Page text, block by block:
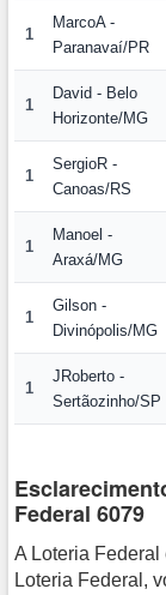
1
MarcoA -
Paranavaí/PR
1
David - Belo
Horizonte/MG
1
SergioR -
Canoas/RS
1
Manoel -
Araxá/MG
1
Gilson -
Divinópolis/MG
1
JRoberto -
Sertãozinho/SP
Federal 6079
A Loteria
Loteria Federal,